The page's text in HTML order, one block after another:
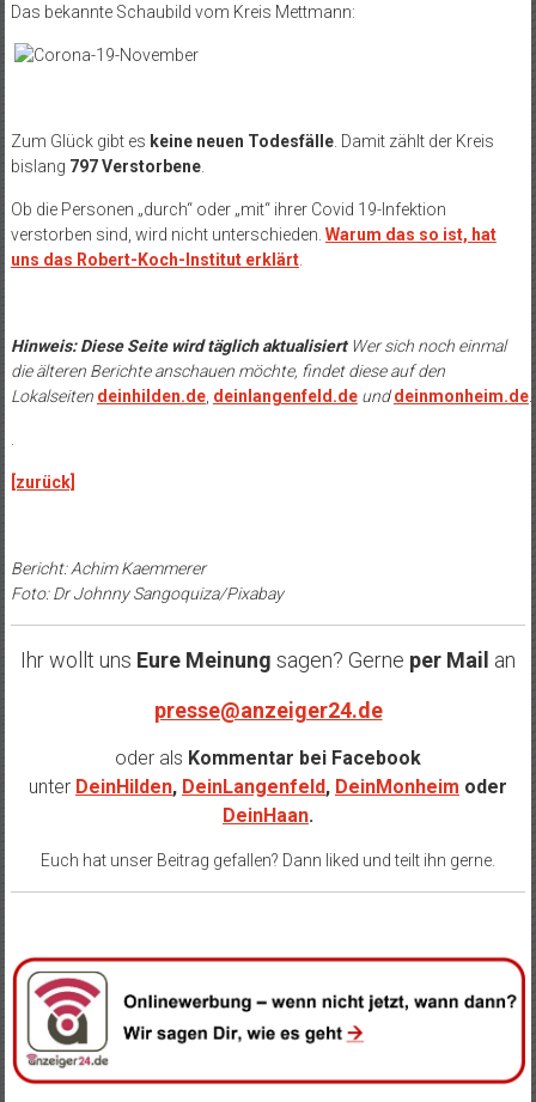
Das bekannte Schaubild vom Kreis Mettmann:
Zum Glück gibt es keine neuen Todesfälle. Damit zählt der Kreis
bislang 797 Verstorbene.
Ob die Personen „durch“ oder „mit“ ihrer Covid 19-Infektion
verstorben sind, wird nicht unterschieden. Warum das so ist, hat
uns das Robert-Koch-Institut erklärt.
Hinweis: Diese Seite wird täglich aktualisiert Wer sich noch einmal
die älteren Berichte anschauen möchte, findet diese auf den
Lokalseiten deinhilden.de, deinlangenfeld.deunddeinmonheim.de.
.
[zurück]
Bericht: Achim Kaemmerer
Foto: Dr Johnny Sangoquiza/Pixabay
Ihr wollt uns Eure Meinung sagen? Gerne per Mail an
presse@anzeiger24.de
oder als Kommentar bei Facebook
unter DeinHilden, DeinLangenfeld, DeinMonheim oder
DeinHaan.
Euch hat unser Beitrag gefallen? Dann liked und teilt ihn gerne.